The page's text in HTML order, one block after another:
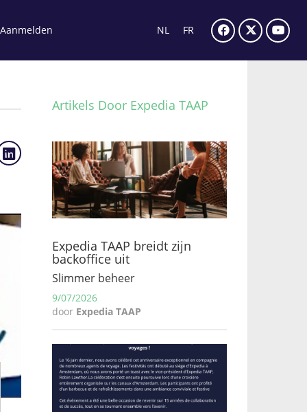
Aanmelden NL FR
Artikels Door Expedia TAAP
Expedia TAAP breidt zijn
backoffice uit
Slimmer beheer
9/07/2026
door Expedia TAAP